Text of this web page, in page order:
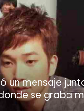
un mensaje
se graba